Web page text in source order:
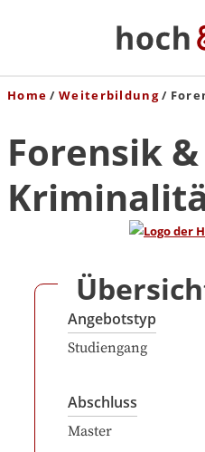
Home Weiterbildung
Forensik &
Angebotstyp
Studiengang
Abschluss
Master